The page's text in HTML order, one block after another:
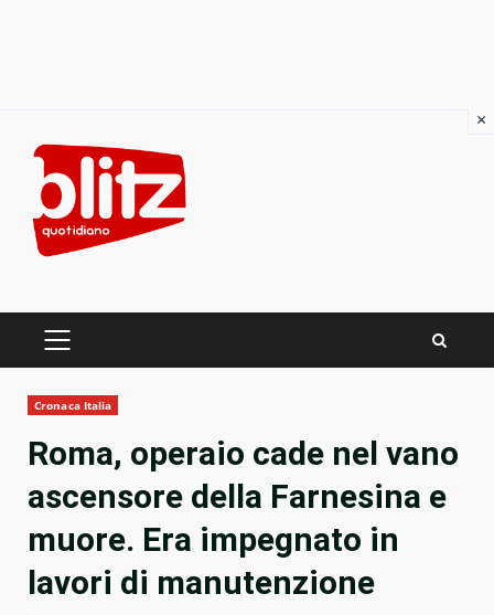
content
PRIMARY
Cronaca Italia
Roma, operaio cade nel vano
ascensore della Farnesina e
muore. Era impegnato in
lavori di manutenzione
×